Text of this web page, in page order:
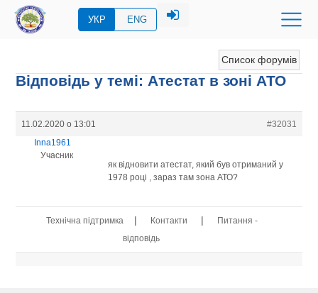
УКР ENG
Список форумів
Відповідь у темі: Атестат в зоні АТО
11.02.2020 о 13:01
#32031
Inna1961
Учасник
як відновити атестат, який був отриманий у
1978 році , зараз там зона АТО?
Технічна підтримка | Контакти |
Питання -
відповідь